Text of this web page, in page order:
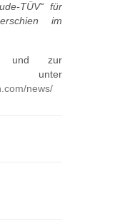
TÜV“ für
im
und zur
news/